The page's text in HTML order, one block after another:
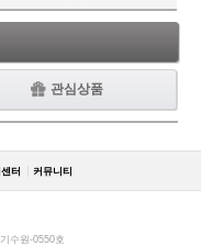
관심상품
터 커뮤니티
수원-0550호